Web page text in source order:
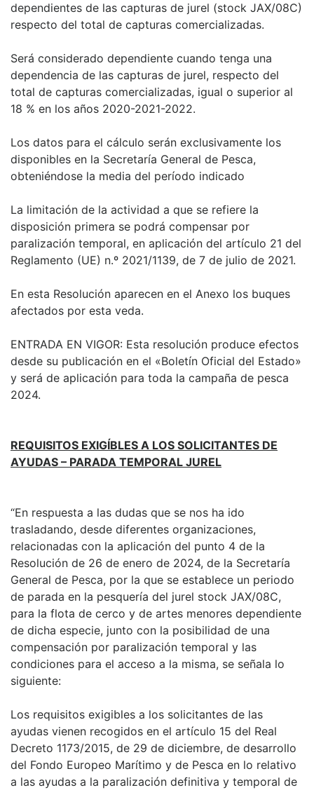
dependientes de las capturas de jurel (stock JAX/08C)
respecto del total de capturas comercializadas.
Será considerado dependiente cuando tenga una
dependencia de las capturas de jurel, respecto del
total de capturas comercializadas, igual o superior al
18 % en los años 2020-2021-2022.
Los datos para el cálculo serán exclusivamente los
disponibles en la Secretaría General de Pesca,
obteniéndose la media del período indicado
La limitación de la actividad a que se refiere la
disposición primera se podrá compensar por
paralización temporal, en aplicación del artículo 21 del
Reglamento (UE) n.º 2021/1139, de 7 de julio de 2021.
En esta Resolución aparecen en el Anexo los buques
afectados por esta veda.
ENTRADA EN VIGOR: Esta resolución produce efectos
desde su publicación en el «Boletín Oficial del Estado»
y será de aplicación para toda la campaña de pesca
2024.
REQUISITOS EXIGÍBLES A LOS SOLICITANTES DE
AYUDAS – PARADA TEMPORAL JUREL
“En respuesta a las dudas que se nos ha ido
trasladando, desde diferentes organizaciones,
relacionadas con la aplicación del punto 4 de la
Resolución de 26 de enero de 2024, de la Secretaría
General de Pesca, por la que se establece un periodo
de parada en la pesquería del jurel stock JAX/08C,
para la flota de cerco y de artes menores dependiente
de dicha especie, junto con la posibilidad de una
compensación por paralización temporal y las
condiciones para el acceso a la misma, se señala lo
siguiente:
Los requisitos exigibles a los solicitantes de las
ayudas vienen recogidos en el artículo 15 del Real
Decreto 1173/2015, de 29 de diciembre, de desarrollo
del Fondo Europeo Marítimo y de Pesca en lo relativo
a las ayudas a la paralización definitiva y temporal de